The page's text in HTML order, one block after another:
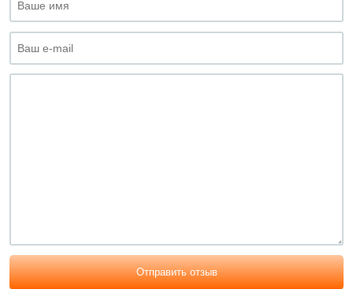
Отправить отзыв